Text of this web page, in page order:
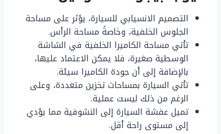
التصميم الانسيابي للسيارة، يؤثر على مساحة
الجلوس الخلفية، وخاصةً مساحة الرأس.
تأتي مساحة الكاميرا الخلفية في الشاشة
الوسطية صغيرة، فلا يمكن الاعتماد عليها،
بالإضافة إلى أن جودة الكاميرا سيئة.
تأتي السيارة بمساحات تخزين متعددة، وعلى
الرغم من ذلك ليست عملية.
تميل عفشة السيارة إلى النشوفية مما يؤدي
إلى مستوى راحة أقل.